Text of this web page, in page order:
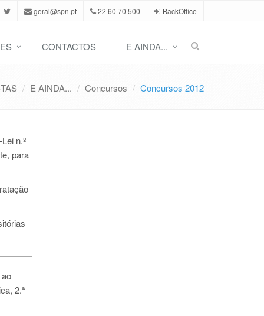
geral@spn.pt 22 60 70 500 BackOffice
CONTACTOS E AINDA...
E AINDA... Concursos Concursos 2012
n.º
para
2.ª